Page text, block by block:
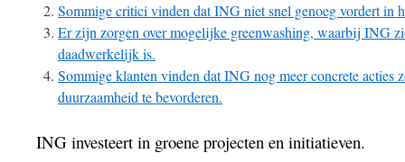
Sommige critici vinden dat ING niet snel genoeg vordert in
Er zijn zorgen over mogelijke greenwashing, waarbij ING
daadwerkelijk is.
Sommige klanten vinden dat ING nog meer concrete acties
duurzaamheid te bevorderen.
ING investeert in groene projecten en initiatieven.